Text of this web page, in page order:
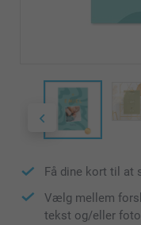
Få dine kort til at
Vælg mellem
tekst og/eller foto